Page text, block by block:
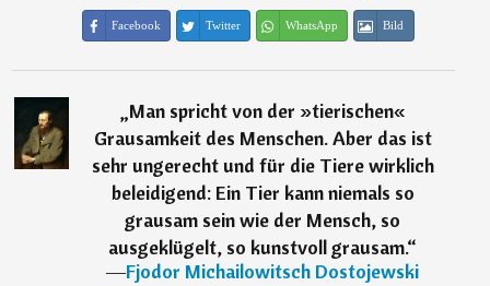
Facebook Twitter WhatsApp Bild
„Man spricht von der »tierischen«
Grausamkeit des Menschen. Aber das ist
sehr ungerecht und für die Tiere wirklich
beleidigend: Ein Tier kann niemals so
grausam sein wie der Mensch, so
ausgeklügelt, so kunstvoll grausam.“
―Fjodor Michailowitsch Dostojewski